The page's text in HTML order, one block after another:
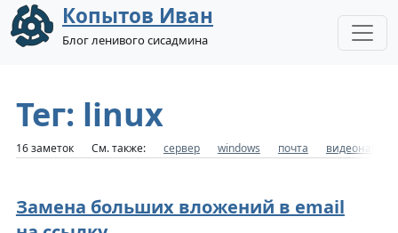
Копытов Иван
Блог ленивого сисадмина
Тег: linux
16 заметок См. также: сервер windows почта
Замена больших вложений в email